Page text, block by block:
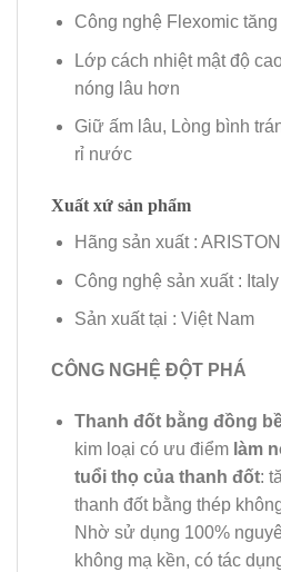
Công nghệ Flexomic
Lớp cách nhiệt mật độ
nóng lâu hơn
Giữ ấm lâu, Lòng bình
rỉ nước
Xuất xứ sản phẩm
Hãng sản xuất : ARISTON
Công nghệ sản xuất : Italy
Sản xuất tại : Việt Nam
CÔNG NGHỆ ĐỘT PHÁ
Thanh đốt bằng đồng
kim loại có ưu điểm làm
tuổi thọ của thanh đốt:
thanh đốt bằng thép
Nhờ sử dụng 100%
không mạ kền, có tác